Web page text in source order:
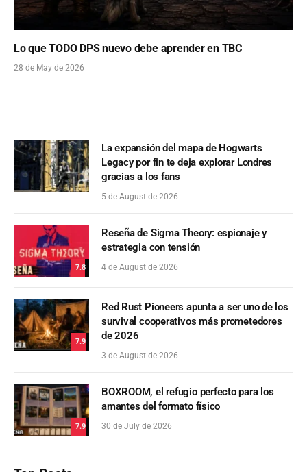
Lo que TODO DPS nuevo debe aprender en TBC
28 de May de 2026
La expansión del mapa de Hogwarts
Legacy por fin te deja explorar Londres
gracias a los fans
5 de August de 2026
7.8
Reseña de Sigma Theory: espionaje y
estrategia con tensión
4 de August de 2026
7.9
Red Rust Pioneers apunta a ser uno de los
survival cooperativos más prometedores
de 2026
3 de August de 2026
7.9
BOXROOM, el refugio perfecto para los
amantes del formato físico
30 de July de 2026